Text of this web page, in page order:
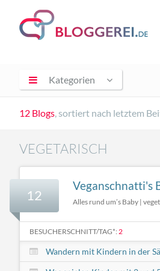
Kategorien
12 Blogs, sortiert nach letztem
VEGETARISCH
12
Veganschnatti's
Alles rund um’s Baby |
BESUCHERSCHNITT/TAG*: 2
Wandern mit Kindern in der